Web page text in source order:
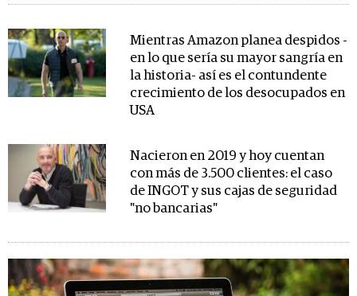
Mientras Amazon planea despidos -
en lo que sería su mayor sangría en
la historia- así es el contundente
crecimiento de los desocupados en
USA
Nacieron en 2019 y hoy cuentan
con más de 3.500 clientes: el caso
de INGOT y sus cajas de seguridad
"no bancarias"